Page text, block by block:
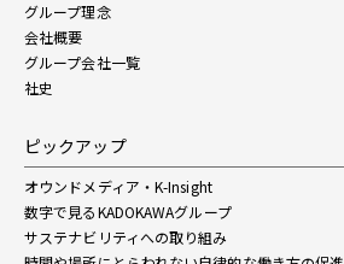
グループ理念
会社概要
グループ会社一覧
社史
ピックアップ
オウンドメディア・K-Insight
数字で見るKADOKAWAグループ
サステナビリティへの取り組み